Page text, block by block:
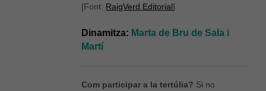
[Font: RaigVerd Editorial]
Dinamitza: Marta de Bru de Sala i
Martí
Com participar a la tertúlia? Si no